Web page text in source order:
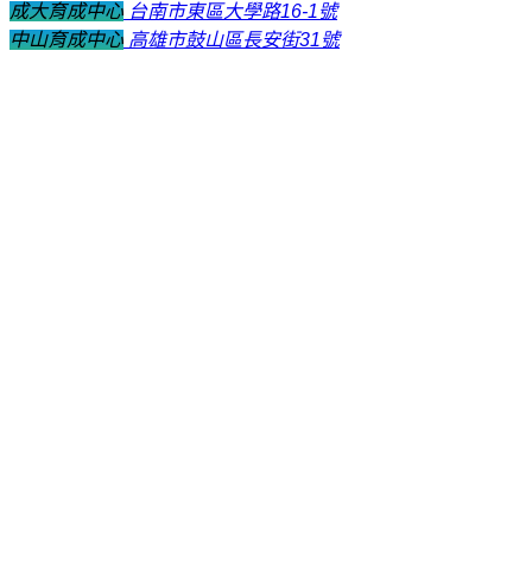
成大育成中心 台南市東區大學路16-1號
中山育成中心 高雄市鼓山區長安街31號